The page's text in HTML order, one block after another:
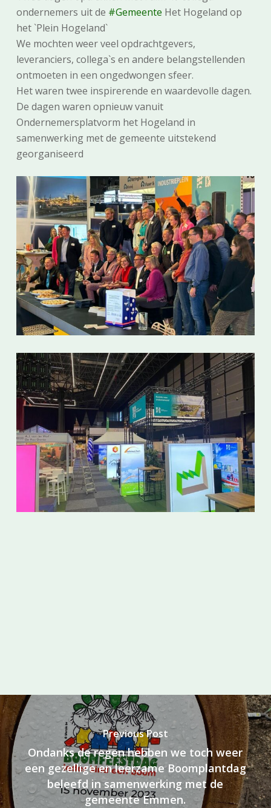
ondernemers uit de #Gemeente Het Hogeland op
het `Plein Hogeland`
We mochten weer veel opdrachtgevers,
leveranciers, collega`s en andere belangstellenden
ontmoeten in een ongedwongen sfeer.
Het waren twee inspirerende en waardevolle dagen.
De dagen waren opnieuw vanuit
Ondernemersplatvorm het Hogeland in
samenwerking met de gemeente uitstekend
georganiseerd
Previous Post
Ondanks de regen hebben we toch weer
een gezellige en leerzame Boomplantdag
beleefd in samenwerking met de
gemeente Emmen.